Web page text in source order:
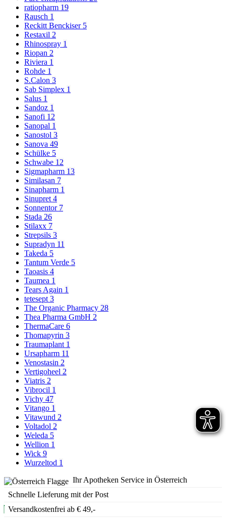
ratiopharm 19
Rausch 1
Reckitt Benckiser 5
Restaxil 2
Rhinospray 1
Riopan 2
Riviera 1
Rohde 1
S.Calon 3
Sab Simplex 1
Salus 1
Sandoz 1
Sanofi 12
Sanopal 1
Sanostol 3
Sanova 49
Schülke 5
Schwabe 12
Sigmapharm 13
Similasan 7
Sinapharm 1
Sinupret 4
Sonnentor 7
Stada 26
Stilaxx 7
Strepsils 3
Supradyn 11
Takeda 5
Tantum Verde 5
Taoasis 4
Taumea 1
Tears Again 1
tetesept 3
The Organic Pharmacy 28
Thea Pharma GmbH 2
ThermaCare 6
Thomapyrin 3
Traumaplant 1
Ursapharm 11
Venostasin 2
Vertigoheel 2
Viatris 2
Vibrocil 1
Vichy 47
Vitango 1
Vitawund 2
Voltadol 2
Weleda 5
Wellion 1
Wick 9
Wurzeltod 1
Ihr Apotheken Service in Österreich
Schnelle Lieferung mit der Post
Versandkostenfrei ab € 49,-